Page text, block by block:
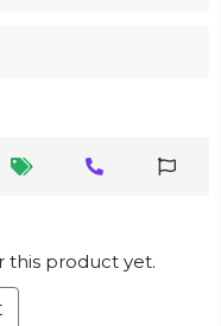
this product yet.